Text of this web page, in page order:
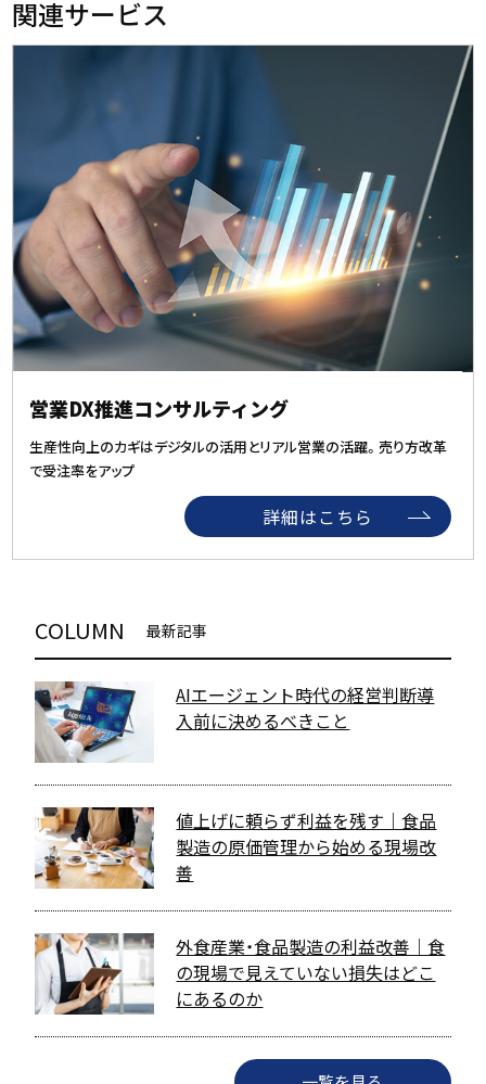
関連サービス
営業DX推進コンサルティング
生産性向上のカギはデジタルの活用とリアル営業の活躍。売り方改革
で受注率をアップ
詳細はこちら
COLUMN 最新記事
AIエージェント時代の経営判断――導
入前に決めるべきこと
値上げに頼らず利益を残す｜食品
製造の原価管理から始める現場改
善
外食産業・食品製造の利益改善｜食
の現場で見えていない損失はどこ
にあるのか